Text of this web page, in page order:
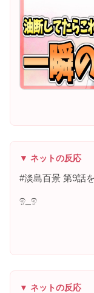
▼ ネットの反応
#淡島百景 第9話
ඉ_ඉ
▼ ネットの反応